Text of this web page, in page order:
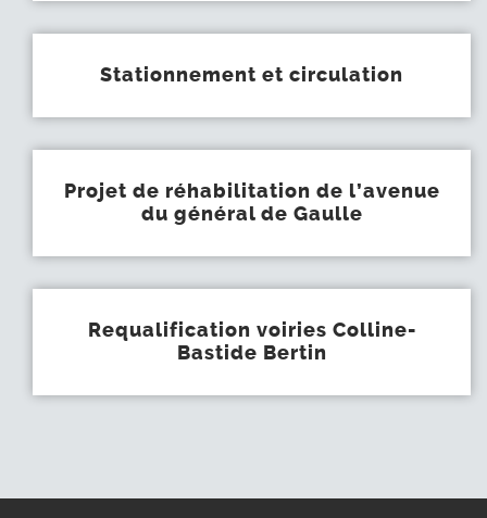
Stationnement et circulation
Projet de réhabilitation de l’avenue
du général de Gaulle
Requalification voiries Colline-
Bastide Bertin